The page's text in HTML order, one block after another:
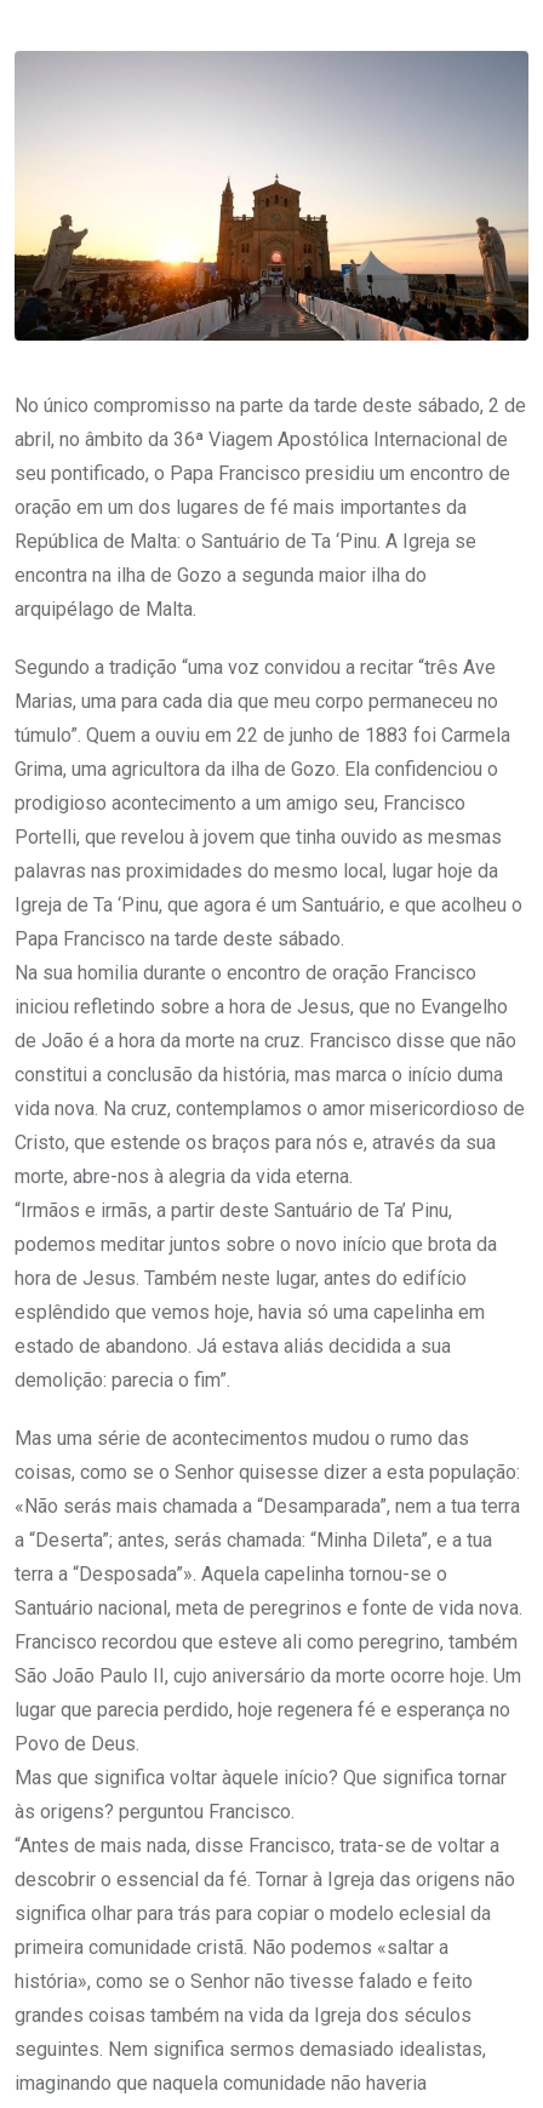
No único compromisso na parte da tarde deste sábado, 2 de
abril, no âmbito da 36ª Viagem Apostólica Internacional de
seu pontificado, o Papa Francisco presidiu um encontro de
oração em um dos lugares de fé mais importantes da
República de Malta: o Santuário de Ta ‘Pinu. A Igreja se
encontra na ilha de Gozo a segunda maior ilha do
arquipélago de Malta.
Segundo a tradição “uma voz convidou a recitar “três Ave
Marias, uma para cada dia que meu corpo permaneceu no
túmulo”. Quem a ouviu em 22 de junho de 1883 foi Carmela
Grima, uma agricultora da ilha de Gozo. Ela confidenciou o
prodigioso acontecimento a um amigo seu, Francisco
Portelli, que revelou à jovem que tinha ouvido as mesmas
palavras nas proximidades do mesmo local, lugar hoje da
Igreja de Ta ‘Pinu, que agora é um Santuário, e que acolheu o
Papa Francisco na tarde deste sábado.
Na sua homilia durante o encontro de oração Francisco
iniciou refletindo sobre a hora de Jesus, que no Evangelho
de João é a hora da morte na cruz. Francisco disse que não
constitui a conclusão da história, mas marca o início duma
vida nova. Na cruz, contemplamos o amor misericordioso de
Cristo, que estende os braços para nós e, através da sua
morte, abre-nos à alegria da vida eterna.
“Irmãos e irmãs, a partir deste Santuário de Ta’ Pinu,
podemos meditar juntos sobre o novo início que brota da
hora de Jesus. Também neste lugar, antes do edifício
esplêndido que vemos hoje, havia só uma capelinha em
estado de abandono. Já estava aliás decidida a sua
demolição: parecia o fim”.
Mas uma série de acontecimentos mudou o rumo das
coisas, como se o Senhor quisesse dizer a esta população:
«Não serás mais chamada a “Desamparada”, nem a tua terra
a “Deserta”; antes, serás chamada: “Minha Dileta”, e a tua
terra a “Desposada”». Aquela capelinha tornou-se o
Santuário nacional, meta de peregrinos e fonte de vida nova.
Francisco recordou que esteve ali como peregrino, também
São João Paulo II, cujo aniversário da morte ocorre hoje. Um
lugar que parecia perdido, hoje regenera fé e esperança no
Povo de Deus.
Mas que significa voltar àquele início? Que significa tornar
às origens? perguntou Francisco.
“Antes de mais nada, disse Francisco, trata-se de voltar a
descobrir o essencial da fé. Tornar à Igreja das origens não
significa olhar para trás para copiar o modelo eclesial da
primeira comunidade cristã. Não podemos «saltar a
história», como se o Senhor não tivesse falado e feito
grandes coisas também na vida da Igreja dos séculos
seguintes. Nem significa sermos demasiado idealistas,
imaginando que naquela comunidade não haveria